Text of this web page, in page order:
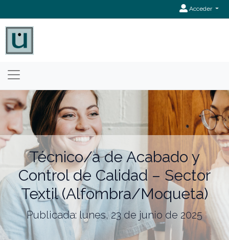
Acceder
Técnico/a de Acabado y
Control de Calidad – Sector
Textil (Alfombra/Moqueta)
Publicada: lunes, 23 de junio de 2025